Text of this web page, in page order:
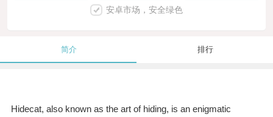
安卓市场，安全绿色
简介 排行
Hidecat, also known as the art of hiding, is an enigmatic